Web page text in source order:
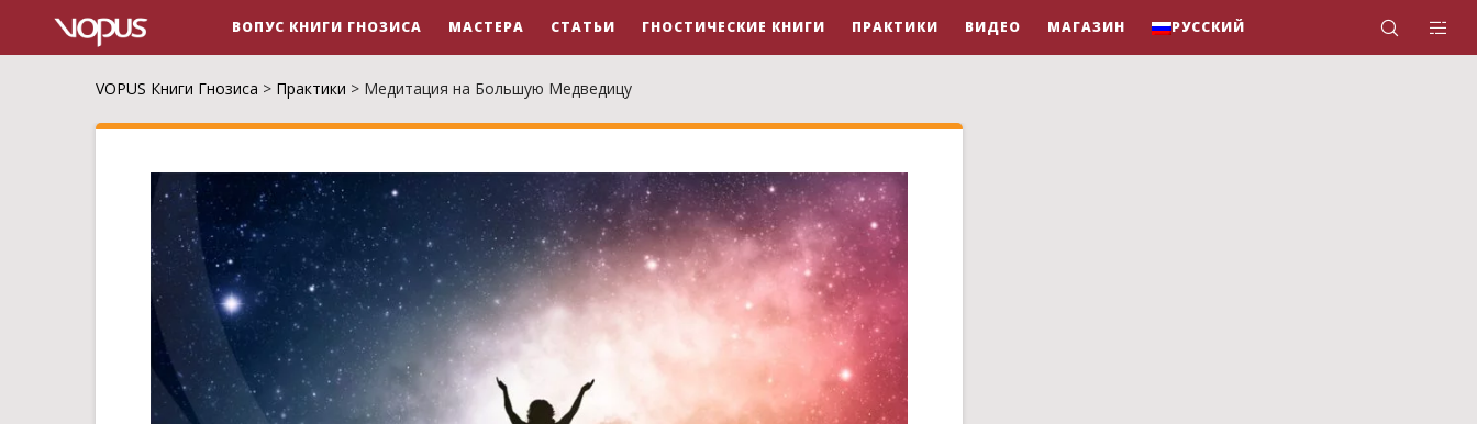
ВОПУС КНИГИ ГНОЗИСА МАСТЕРА СТАТЬИ ГНОСТИЧЕСКИЕ КНИГИ ПРАКТИКИ ВИДЕО МАГАЗИН РУССКИЙ
VOPUS Книги Гнозиса > Практики > Медитация на Большую Медведицу